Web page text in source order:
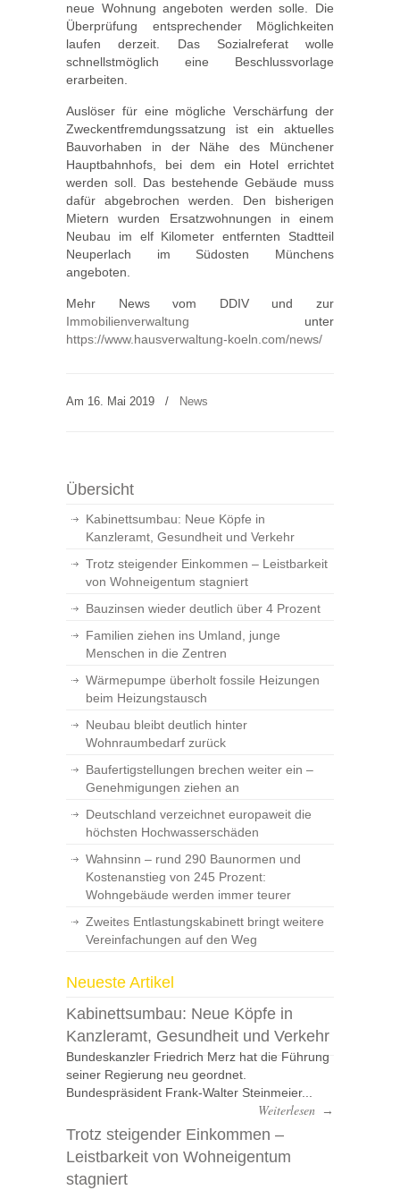
neue Wohnung angeboten werden solle. Die
Überprüfung entsprechender Möglichkeiten
laufen derzeit. Das Sozialreferat wolle
schnellstmöglich eine Beschlussvorlage
erarbeiten.
Auslöser für eine mögliche Verschärfung der
Zweckentfremdungssatzung ist ein aktuelles
Bauvorhaben in der Nähe des Münchener
Hauptbahnhofs, bei dem ein Hotel errichtet
werden soll. Das bestehende Gebäude muss
dafür abgebrochen werden. Den bisherigen
Mietern wurden Ersatzwohnungen in einem
Neubau im elf Kilometer entfernten Stadtteil
Neuperlach im Südosten Münchens
angeboten.
Mehr News vom DDIV und zur
Immobilienverwaltung unter
https://www.hausverwaltung-koeln.com/news/
Am 16. Mai 2019 / News
Übersicht
Kabinettsumbau: Neue Köpfe in
Kanzleramt, Gesundheit und Verkehr
Trotz steigender Einkommen – Leistbarkeit
von Wohneigentum stagniert
Bauzinsen wieder deutlich über 4 Prozent
Familien ziehen ins Umland, junge
Menschen in die Zentren
Wärmepumpe überholt fossile Heizungen
beim Heizungstausch
Neubau bleibt deutlich hinter
Wohnraumbedarf zurück
Baufertigstellungen brechen weiter ein –
Genehmigungen ziehen an
Deutschland verzeichnet europaweit die
höchsten Hochwasserschäden
Wahnsinn – rund 290 Baunormen und
Kostenanstieg von 245 Prozent:
Wohngebäude werden immer teurer
Zweites Entlastungskabinett bringt weitere
Vereinfachungen auf den Weg
Neueste Artikel
Kabinettsumbau: Neue Köpfe in
Kanzleramt, Gesundheit und Verkehr
Bundeskanzler Friedrich Merz hat die Führung
seiner Regierung neu geordnet.
Bundespräsident Frank-Walter Steinmeier...
Weiterlesen →
Trotz steigender Einkommen –
Leistbarkeit von Wohneigentum
stagniert